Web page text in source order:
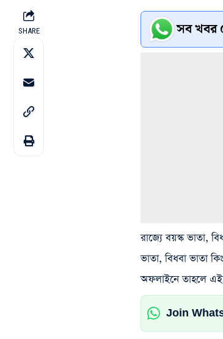
SHARE সব খবর
রাজ্যে বয়স্ক ভাতা,
ভাতা, বিধবা ভাতা
অফলাইনে তাহলে এই
Join